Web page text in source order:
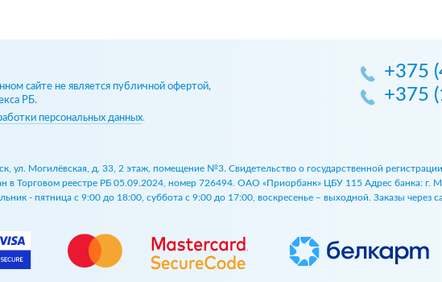
сайте не является публичной офертой,
РБ.
персональных данных.
+375
+375
ул. Могилёвская, д. 33, 2 этаж, помещение №3. Свидетельство о государственной
Торговом реестре РБ 05.09.2024, номер 726494. ОАО «Приорбанк» ЦБУ 115 Адрес банка: г.
- пятница с 9:00 до 18:00, суббота с 9:00 до 17:00, воскресенье – выходной. Заказы через